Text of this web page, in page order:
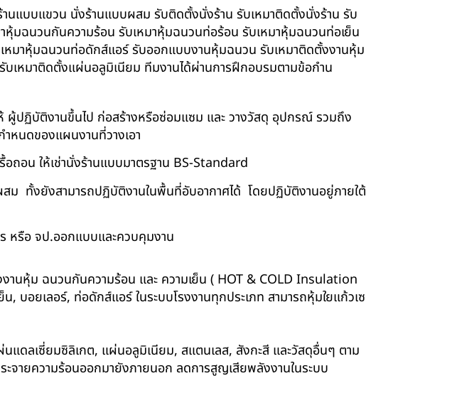
านแบบแขวน นั่งร้านแบบผสม รับติดตั้งนั่งร้าน รับเหมาติดตั้งนั่งร้าน รับ
มฉนวนกันความร้อน รับเหมาหุ้มฉนวนท่อร้อน รับเหมาหุ้มฉนวนท่อเย็น
หมาหุ้มฉนวนท่อดักส์แอร์ รับออกแบบงานหุ้มฉนวน รับเหมาติดตั้งงานหุ้ม
หมาติดตั้งแผ่นอลูมิเนียม ทีมงานได้ผ่านการฝึกอบรมตามข้อกำน
ผู้ปฏิบัติงานขึ้นไป ก่อสร้างหรือซ่อมแซม และ วางวัสดุ อุปกรณ์ รวมถึง
หนดของแผนงานที่วางเอา
อน ให้เช่านั่งร้านแบบมาตรฐาน BS-Standard
ม ทั้งยังสามารถปฏิบัติงานในพื้นที่อับอากาศได้ โดยปฏิบัติงานอยู่ภายใต้
หรือ จป.ออกแบบและควบคุมงาน
งานหุ้ม ฉนวนกันความร้อน และ ความเย็น ( HOT & COLD Insulation
อยเลอร์, ท่อดักส์แอร์ ในระบบโรงงานทุกประเภท สามารถหุ้มใยแก้วเซ
ดลเซี่ยมซิลิเกต, แผ่นอลูมิเนียม, สแตนเลส, สังกะสี และวัสดุอื่นๆ ตาม
จายความร้อนออกมายังภายนอก ลดการสูญเสียพลังงานในระบบ